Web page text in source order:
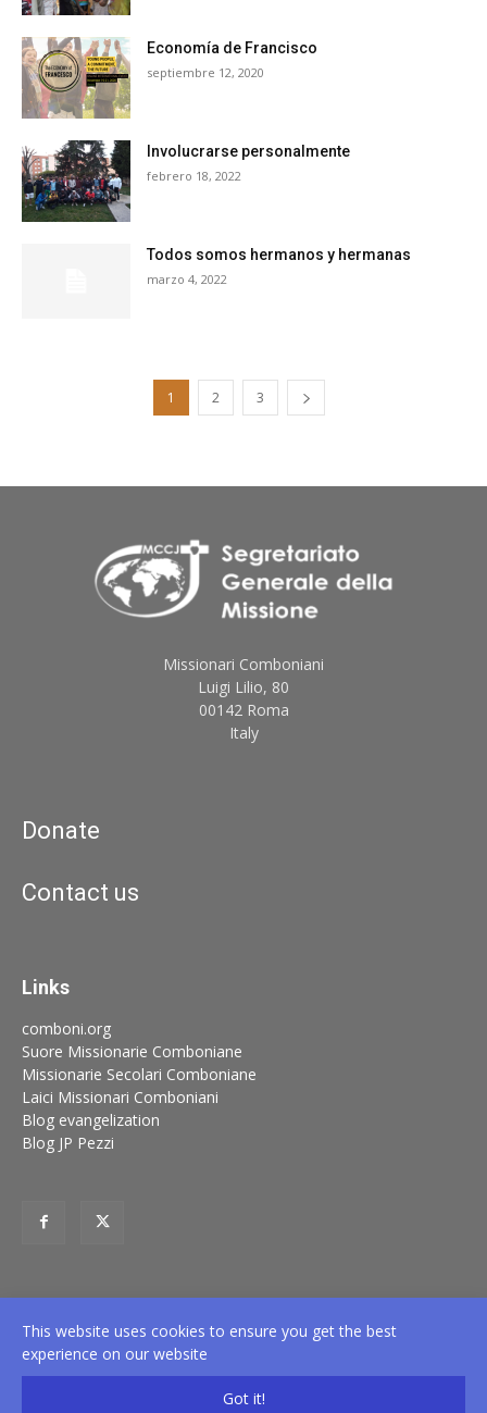
Economía de Francisco
septiembre 12, 2020
Involucrarse personalmente
febrero 18, 2022
Todos somos hermanos y hermanas
marzo 4, 2022
1 2 3
Missionari Comboniani
Luigi Lilio, 80
00142 Roma
Italy
Donate
Contact us
Links
comboni.org
Suore Missionarie Comboniane
Missionarie Secolari Comboniane
Laici Missionari Comboniani
Blog evangelization
Blog JP Pezzi
This website uses cookies to ensure you get the best
experience on our website
Got it!
This work is licensed under a